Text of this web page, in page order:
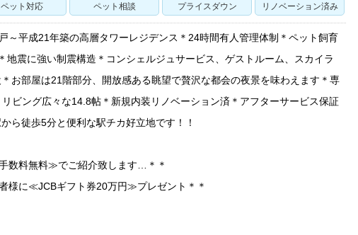
ペット対応 ペット相談 プライスダウン リノベーション済み
平成21年築の高層タワーレジデンス＊24時間有人管理体制＊ペット飼育
地震に強い制震構造＊コンシェルジュサービス、ゲストルーム、スカイラ
お部屋は21階部分、開放感ある眺望で贅沢な都会の夜景を味わえます＊専
ビング広々な14.8帖＊新規内装リノベーション済＊アフターサービス保証
ら徒歩5分と便利な駅チカ好立地です！！
数料無料≫でご紹介致します…＊＊
様に≪JCBギフト券20万円≫プレゼント＊＊